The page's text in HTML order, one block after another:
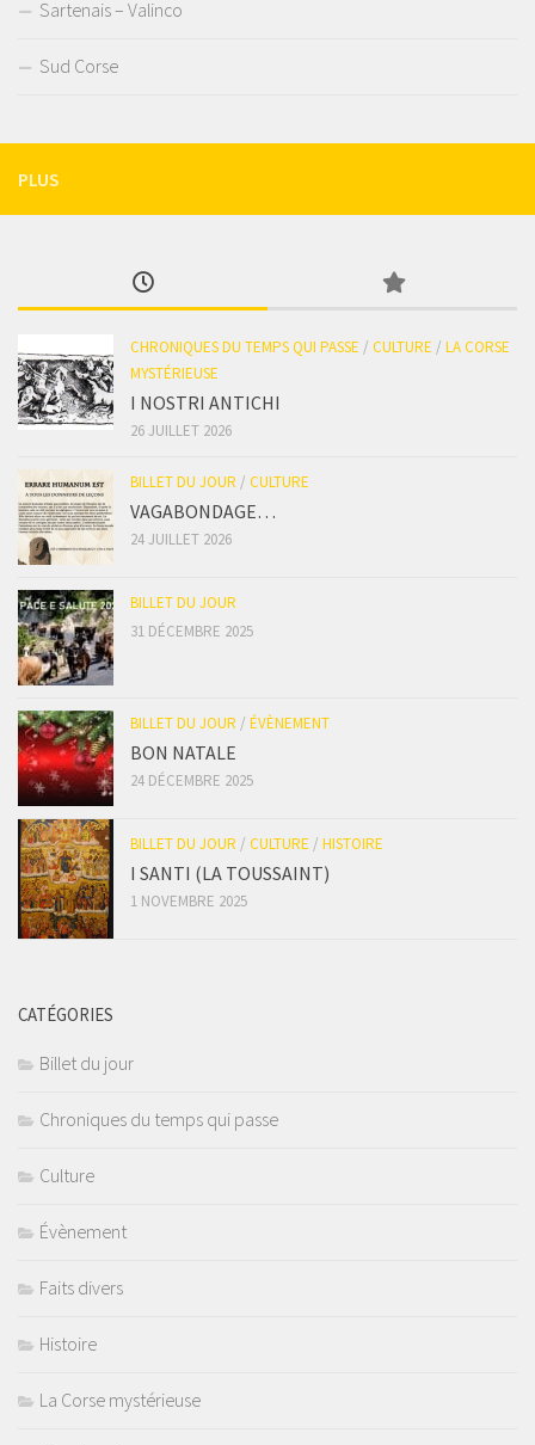
Sartenais – Valinco
Sud Corse
PLUS
CHRONIQUES DU TEMPS QUI PASSE / CULTURE / LA CORSE
MYSTÉRIEUSE
I NOSTRI ANTICHI
26 JUILLET 2026
BILLET DU JOUR / CULTURE
VAGABONDAGE…
24 JUILLET 2026
BILLET DU JOUR
31 DÉCEMBRE 2025
BILLET DU JOUR / ÉVÈNEMENT
BON NATALE
24 DÉCEMBRE 2025
BILLET DU JOUR / CULTURE / HISTOIRE
I SANTI (LA TOUSSAINT)
1 NOVEMBRE 2025
CATÉGORIES
Billet du jour
Chroniques du temps qui passe
Culture
Évènement
Faits divers
Histoire
La Corse mystérieuse